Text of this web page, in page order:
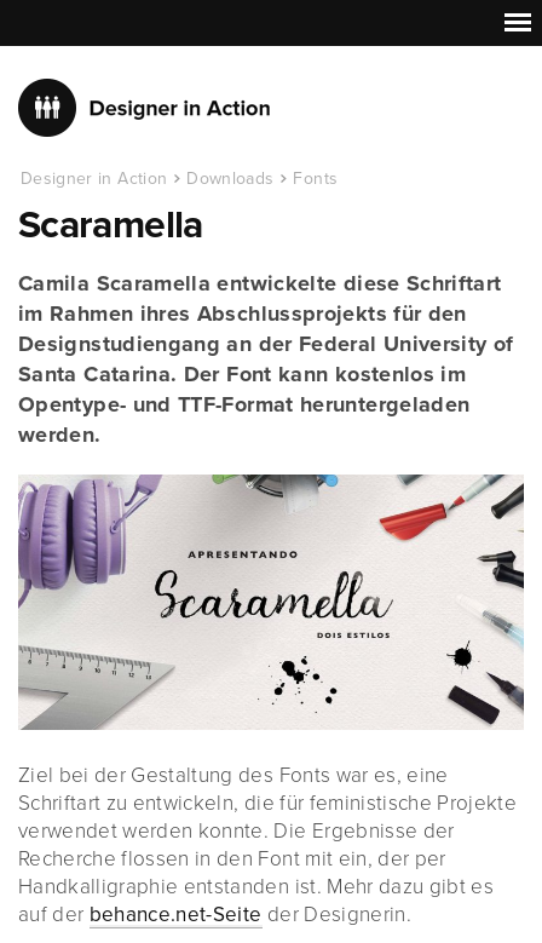
Designer in Action Downloads Fonts
Scaramella
Camila Scaramella entwickelte diese Schriftart
im Rahmen ihres Abschlussprojekts für den
Designstudiengang an der Federal University of
Santa Catarina. Der Font kann kostenlos im
Opentype- und TTF-Format heruntergeladen
werden.
Ziel bei der Gestaltung des Fonts war es, eine
Schriftart zu entwickeln, die für feministische Projekte
verwendet werden konnte. Die Ergebnisse der
Recherche flossen in den Font mit ein, der per
Handkalligraphie entstanden ist. Mehr dazu gibt es
auf der behance.net-Seite der Designerin.